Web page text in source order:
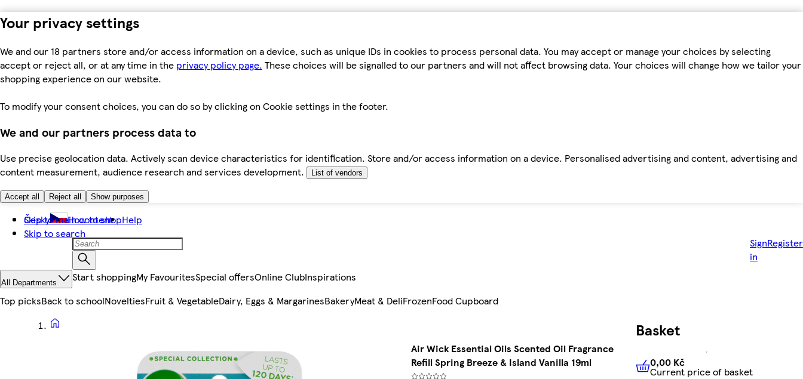
Your privacy settings
We and our 18 partners store and/or access information on a device, such as unique IDs in cookies to process personal data. You may accept or manage your choices by selecting
accept or reject all, or at any time in the privacy policy page. These choices will be signalled to our partners and will not affect browsing data. Your choices will change how we tailor your
shopping experience on our website.
To modify your consent choices, you can do so by clicking on Cookie settings in the footer.
We and our partners process data to
Use precise geolocation data. Actively scan device characteristics for identification. Store and/or access information on a device. Personalised advertising and content, advertising and
content measurement, audience research and services development.
List of vendors
Accept all Reject all Show purposes
Skip to main content
Skip to search
Česky How to shopHelp
Sign
in
Register
All Departments Start shoppingMy FavouritesSpecial offersOnline ClubInspirations
Top picksBack to schoolNoveltiesFruit & VegetableDairy, Eggs & MargarinesBakeryMeat & DeliFrozenFood Cupboard
Air Wick Essential Oils Scented Oil Fragrance
Refill Spring Breeze & Island Vanilla 19ml
Basket
0,00 Kč
Current price of basket